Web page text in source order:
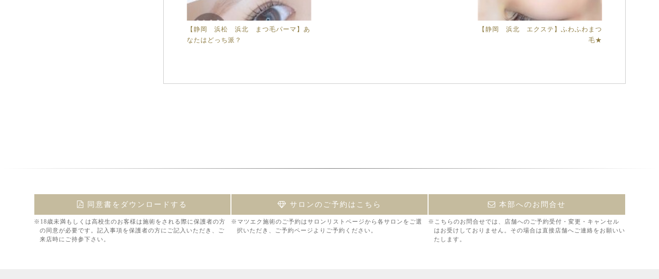
【静岡 浜北 エクステ】ふわふわまつ
毛★
【静岡 浜松 浜北 まつ毛パーマ】あ
なたはどっち派？
同意書をダウンロードする
※18歳未満もしくは高校生のお客様は施術をされる際に保護者の方
の同意が必要です。記入事項を保護者の方にご記入いただき、ご
来店時にご持参下さい。
サロンのご予約はこちら
※マツエク施術のご予約はサロンリストページから各サロンをご選
択いただき、ご予約ページよりご予約ください。
本部へのお問合せ
※こちらのお問合せでは、店舗へのご予約受付・変更・キャンセル
はお受けしておりません。その場合は直接店舗へご連絡をお願いい
たします。